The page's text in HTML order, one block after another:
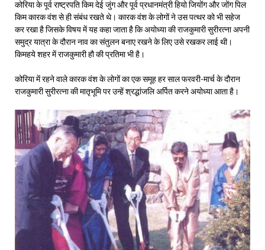
कोरिया के पूर्व राष्ट्रपति किम देई जुंग और पूर्व प्रधानमंत्री हियो जियोंग और जोंग पिल
किम कारक वंश से ही संबंध रखते थे। कारक वंश के लोगों ने उस पत्थर को भी सहेज
कर रखा है जिसके विषय में यह कहा जाता है कि अयोध्या की राजकुमारी सुरीरत्ना अपनी
समुद्र यात्रा के दौरान नाव का संतुलन बनाए रखने के लिए उसे रखकर लाई थी।
किमहये शहर में राजकुमारी हौ की प्रतिमा भी है।
कोरिया में रहने वाले कारक वंश के लोगों का एक समूह हर साल फरवरी-मार्च के दौरान
राजकुमारी सुरीरत्ना की मातृभूमि पर उन्हें श्रद्धांजलि अर्पित करने अयोध्या आता है।